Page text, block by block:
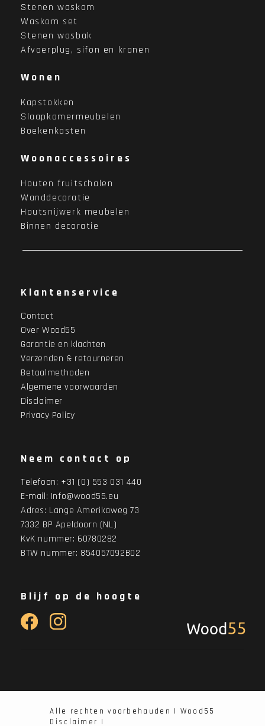
Stenen waskom
Waskom set
Stenen wasbak
Afvoerplug, sifon en kranen
Wonen
Kapstokken
Slaapkamermeubelen
Boekenkasten
Woonaccessoires
Houten fruitschalen
Wanddecoratie
Houtsnijwerk meubelen
Binnen decoratie
Klantenservice
Contact
Over Wood55
Garantie en klachten
Verzenden & retourneren
Betaalmethoden
Algemene voorwaarden
Disclaimer
Privacy Policy
Neem contact op
Telefoon: +31 (0) 553 031 440
E-mail: Info@wood55.eu
Adres: Lange Amerikaweg 73
7332 BP Apeldoorn (NL)
KvK nummer: 60780282
BTW nummer: 854057092B02
Blijf op de hoogte
Alle rechten voorbehauden | Wood55
Disclaimer |